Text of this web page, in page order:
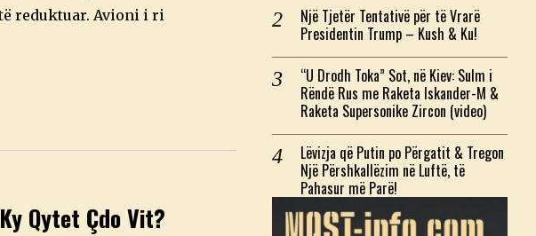
reduktuar. Avioni i ri
Qytet Çdo Vit?
Një Tjetër Tentativë për të Vrarë
Presidentin Trump – Kush & Ku!
“U Drodh Toka” Sot, në Kiev: Sulm i
Rëndë Rus me Raketa Iskander-M &
Raketa Supersonike Zircon (video)
Lëvizja që Putin po Përgatit & Tregon
Një Përshkallëzim në Luftë, të
Pahasur më Parë!